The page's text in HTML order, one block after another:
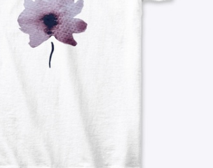
Vendez partout
Vendre n'importe quoi